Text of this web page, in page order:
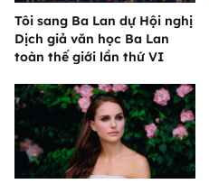
Tôi sang Ba Lan dự Hội nghị
Dịch giả văn học Ba Lan
toàn thế giới lần thứ VI